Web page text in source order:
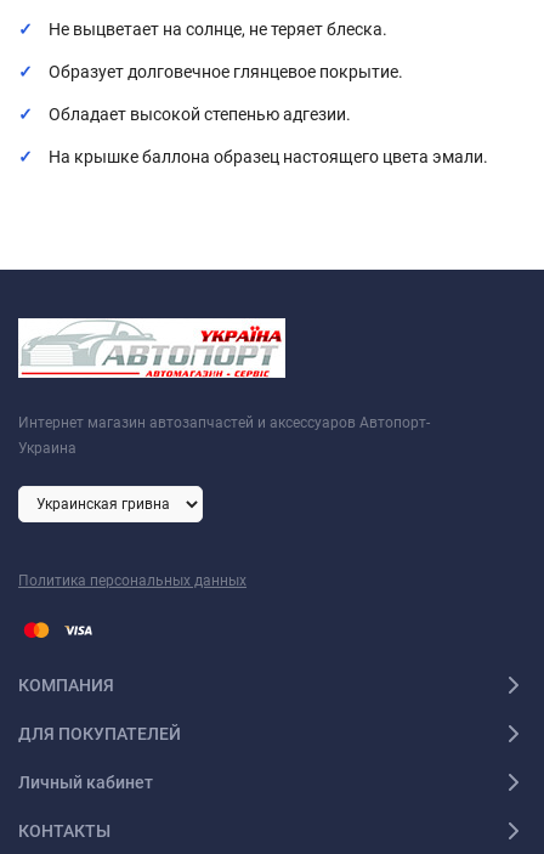
Не выцветает на солнце, не теряет блеска.
Образует долговечное глянцевое покрытие.
Обладает высокой степенью адгезии.
На крышке баллона образец настоящего цвета эмали.
Интернет магазин автозапчастей и аксессуаров Автопорт-
Украина
Политика персональных данных
КОМПАНИЯ
ДЛЯ ПОКУПАТЕЛЕЙ
Личный кабинет
КОНТАКТЫ